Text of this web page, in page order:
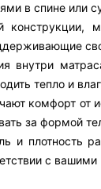
в спине или
конструкции,
внутри
тепло и
комфорт от
за формой
и плотность
с вашими